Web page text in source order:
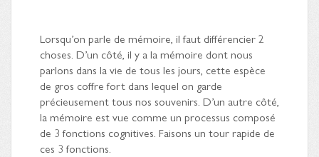
Lorsqu’on parle de mémoire, il faut différencier 2
choses. D’un côté, il y a la mémoire dont nous
parlons dans la vie de tous les jours, cette espèce
de gros coffre fort dans lequel on garde
précieusement tous nos souvenirs. D’un autre côté,
la mémoire est vue comme un processus composé
de 3 fonctions cognitives. Faisons un tour rapide de
ces 3 fonctions.